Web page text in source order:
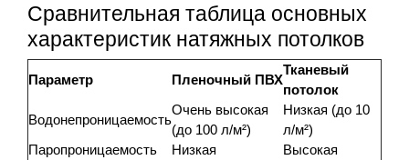
Сравнительная таблица основных
характеристик натяжных потолков
Параметр Пленочный ПВХ
Тканевый
потолок
Водонепроницаемость
Очень высокая
(до 100 л/м²)
Низкая (до 10
л/м²)
Паропроницаемость
Низкая
Высокая